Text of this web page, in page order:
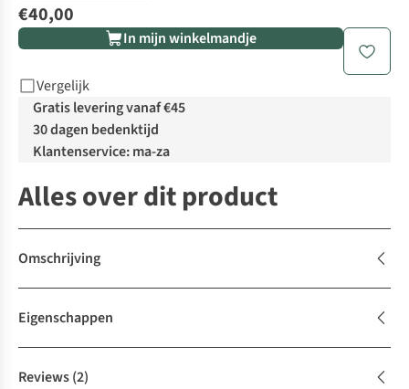
€40,00
In mijn winkelmandje
Vergelijk
Gratis levering vanaf €45
30 dagen bedenktijd
Klantenservice: ma-za
Alles over dit product
Omschrijving
Eigenschappen
Reviews(2)